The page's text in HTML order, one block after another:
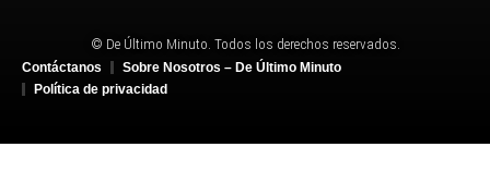
© De Último Minuto. Todos los derechos reservados.
Contáctanos
Sobre Nosotros – De Último Minuto
Política de privacidad